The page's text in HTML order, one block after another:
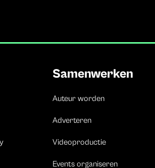
Samenwerken
Auteur worden
Adverteren
Videoproductie
Events organiseren